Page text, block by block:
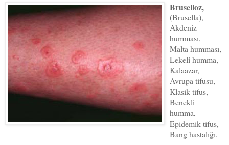
Bruselloz,
(Brusella),
Akdeniz
humması,
Malta humması,
Lekeli humma,
Kalaazar,
Avrupa tifusu,
Klasik tifus,
Benekli
humma,
Epidemik tifus,
Bang hastalığı.